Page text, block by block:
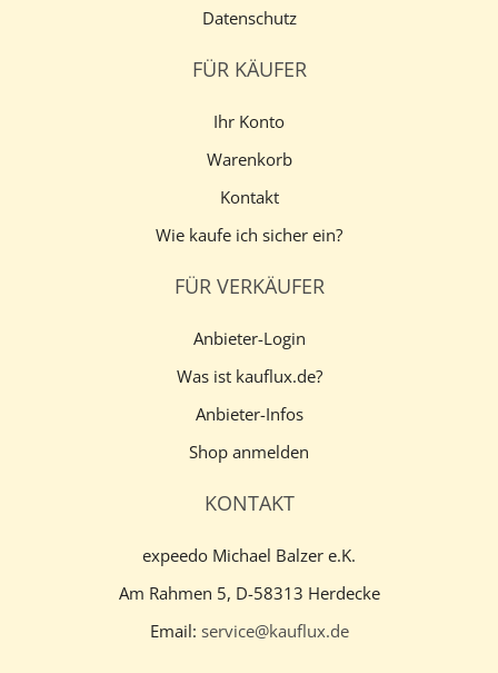
Datenschutz
FÜR KÄUFER
Ihr Konto
Warenkorb
Kontakt
Wie kaufe ich sicher ein?
FÜR VERKÄUFER
Anbieter-Login
Was ist kauflux.de?
Anbieter-Infos
Shop anmelden
KONTAKT
expeedo Michael Balzer e.K.
Am Rahmen 5, D-58313 Herdecke
Email: service@kauflux.de